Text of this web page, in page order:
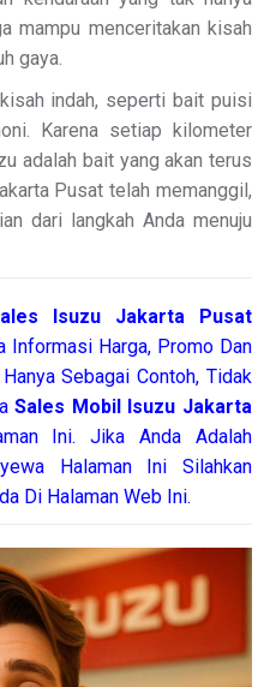
mampu menceritakan kisah
gaya.
indah, seperti bait puisi
Karena setiap kilometer
adalah bait yang akan terus
Pusat telah memanggil,
dari langkah Anda menuju
Isuzu Jakarta Pusat
Informasi Harga, Promo Dan
Sebagai Contoh, Tidak
Sales Mobil Isuzu Jakarta
Ini. Jika Anda Adalah
Halaman Ini Silahkan
Di Halaman Web Ini.